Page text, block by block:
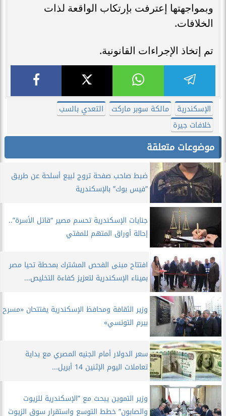
وبمواجهتها إعترفت بإرتكاب الواقعة لذات
الخلافات.
تم إتخاذ الإجراءات القانونية.
الإسكندرية مالكة سوبر ماركت
التعدي بالسب
خلافات جيرة
موضوعات متعلقة
ضبط صاحب صفحة تروج لبيع أسلحة عن طريق
”فيس بوك” بالإسكندرية
جنايات الإسكندرية تحسم مصير “قاتل الأسرة”..
إحالة أوراق المتهم للمفتي
افتتاح مبنى الفحص المشترك بمحطة تحيا مصر
بميناء الإسكندرية لتعزيز كفاءة التخليص...
وزير الثقافة ومحافظ الإسكندرية يفتتحان «مسرح
بيرم التونسي»
سعر الدولار أمام الجنيه المصري مع بداية
تعاملات اليوم الإثنين 14 أبريل...
وزير التموين يبحث مع ”الإسكندرية للزيوت
والصابون” خطط التوسع واستقرار سوق الزيوت